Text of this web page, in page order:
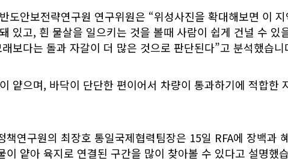
도안보전략연구원 연구위원은 “위성사진을 확대해보면 이
있고, 흰 물살을 일으키는 것을 볼때 사람이 쉽게 건널 수 있
보다는 돌과 자갈이 더 많은 것으로 판단된다”고 분석했습니
얕으며, 바닥이 단단한 편이어서 차량이 통과하기에 적합한
책연구원의 최장호 통일국제협력팀장은 15일 RFA에 장백과
이 얕아 육지로 연결된 구간을 많이 찾아볼 수 있다고 설명했